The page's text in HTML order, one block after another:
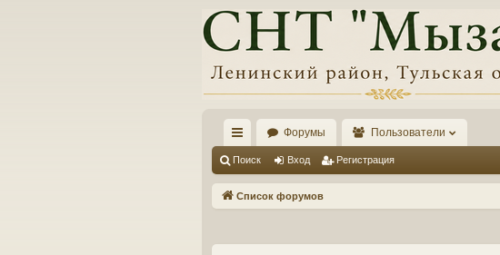
с
ы
и
Форумы Пользователи
Поиск Вход Регистрация
Список форумов